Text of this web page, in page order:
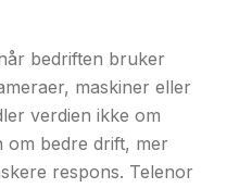
bedriften bruker
maskiner eller
verdien ikke om
om bedre drift, mer
respons. Telenor